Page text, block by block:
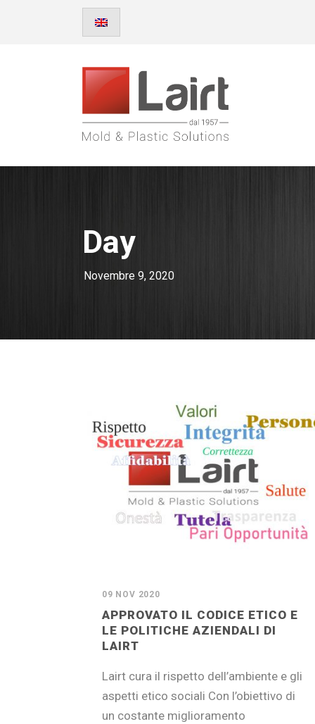
Day
Novembre 9, 2020
09 NOV 2020
APPROVATO IL CODICE ETICO E
LE POLITICHE AZIENDALI DI
LAIRT
Lairt cura il rispetto dell’ambiente e gli
aspetti etico sociali Con l’obiettivo di
un costante miglioramento